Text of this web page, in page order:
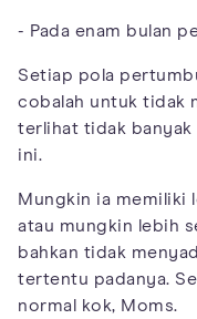
- Pada enam bulan
Setiap pola
cobalah untuk tidak
terlihat tidak banyak
ini.
Mungkin ia memiliki
atau mungkin lebih
bahkan tidak
tertentu padanya.
normal kok, Moms.